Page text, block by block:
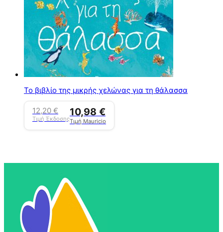
Το βιβλίο της μικρής χελώνας για τη θάλασσα
12,20 €
Τιμή Έκδοσης
10,98 €
Τιμή Mauricio